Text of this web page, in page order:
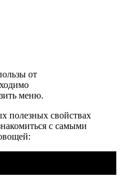
от
меню.
полезных свойствах
с самыми